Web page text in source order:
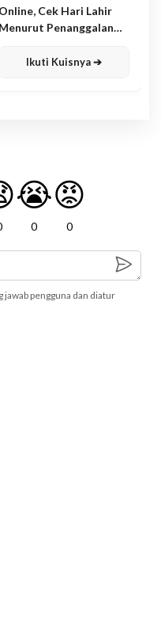
Online, Cek Hari Lahir
Menurut Penanggalan
Ikuti Kuisnya ➔
😭
0
😡
0
pengguna dan diatur